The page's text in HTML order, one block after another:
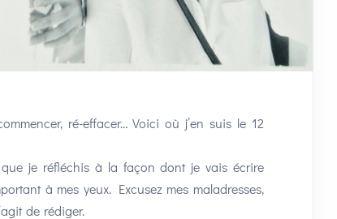
ré-effacer… Voici où j’en suis le 12
je réfléchis à la façon dont je vais écrire
à mes yeux. Excusez mes maladresses,
de rédiger.